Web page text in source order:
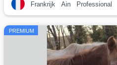
Frankrijk Ain Professional
PREMIUM